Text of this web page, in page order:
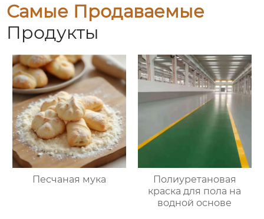
Самые Продаваемые
Продукты
Песчаная мука
Полиуретановая
краска для пола на
водной основе